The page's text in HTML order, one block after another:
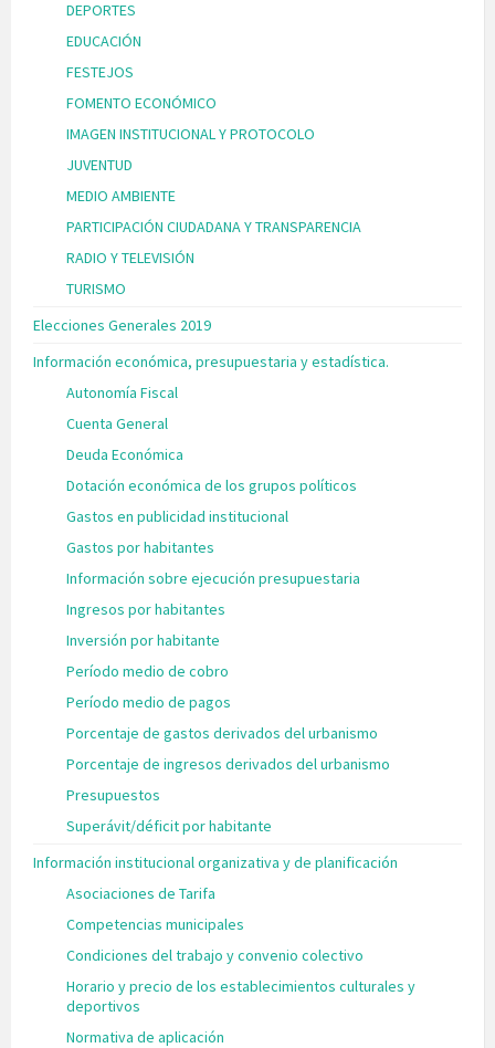
DEPORTES
EDUCACIÓN
FESTEJOS
FOMENTO ECONÓMICO
IMAGEN INSTITUCIONAL Y PROTOCOLO
JUVENTUD
MEDIO AMBIENTE
PARTICIPACIÓN CIUDADANA Y TRANSPARENCIA
RADIO Y TELEVISIÓN
TURISMO
Elecciones Generales 2019
Información económica, presupuestaria y estadística.
Autonomía Fiscal
Cuenta General
Deuda Económica
Dotación económica de los grupos políticos
Gastos en publicidad institucional
Gastos por habitantes
Información sobre ejecución presupuestaria
Ingresos por habitantes
Inversión por habitante
Período medio de cobro
Período medio de pagos
Porcentaje de gastos derivados del urbanismo
Porcentaje de ingresos derivados del urbanismo
Presupuestos
Superávit/déficit por habitante
Información institucional organizativa y de planificación
Asociaciones de Tarifa
Competencias municipales
Condiciones del trabajo y convenio colectivo
Horario y precio de los establecimientos culturales y
deportivos
Normativa de aplicación